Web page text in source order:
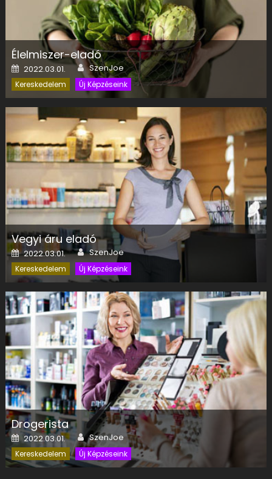
Élelmiszer-eladó
Posted on
2022.03.01. Author
SzenJoe
Kereskedelem Új Képzéseink
Vegyi áru eladó
Posted on
2022.03.01. Author
SzenJoe
Kereskedelem Új Képzéseink
Drogerista
Posted on
2022.03.01. Author
SzenJoe
Kereskedelem Új Képzéseink